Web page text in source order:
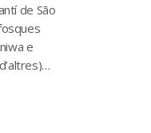
de São
e